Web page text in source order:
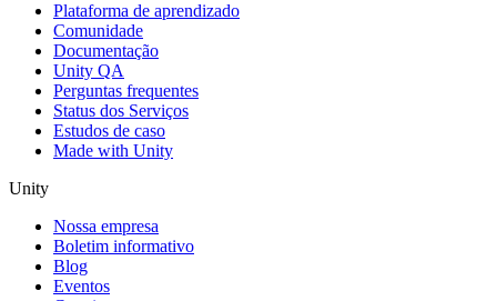
Plataforma de aprendizado
Comunidade
Documentação
Unity QA
Perguntas frequentes
Status dos Serviços
Estudos de caso
Made with Unity
Unity
Nossa empresa
Boletim informativo
Blog
Eventos